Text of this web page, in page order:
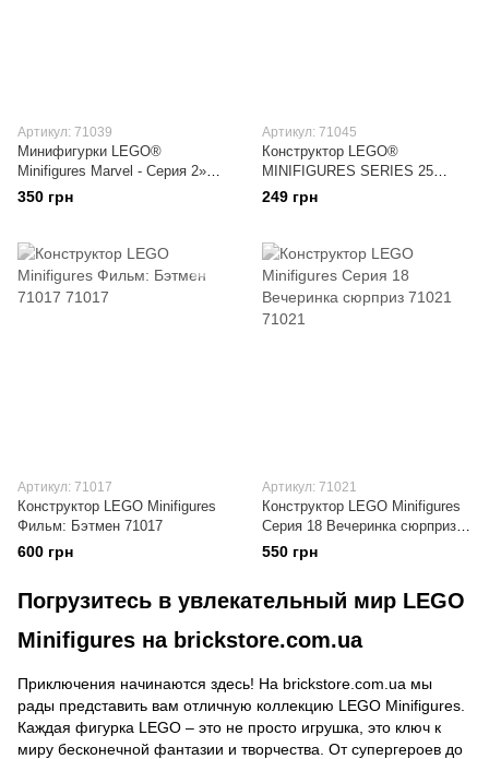
Артикул: 71039
Минифигурки LEGO®
Minifigures Marvel - Серия 2»
71039
350 грн
Артикул: 71045
Конструктор LEGO®
MINIFIGURES SERIES 25
71045
249 грн
Артикул: 71017
Конструктор LEGO Minifigures
Фильм: Бэтмен 71017
600 грн
Артикул: 71021
Конструктор LEGO Minifigures
Серия 18 Вечеринка сюрприз
71021
550 грн
Погрузитесь в увлекательный мир LEGO
Minifigures на brickstore.com.ua
Приключения начинаются здесь! На brickstore.com.ua мы
рады представить вам отличную коллекцию LEGO Minifigures.
Каждая фигурка LEGO – это не просто игрушка, это ключ к
миру бесконечной фантазии и творчества. От супергероев до